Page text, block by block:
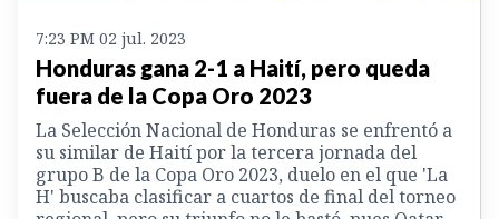
7:23 PM 02 jul. 2023
Honduras gana 2-1 a Haití, pero queda
fuera de la Copa Oro 2023
La Selección Nacional de Honduras se enfrentó a
su similar de Haití por la tercera jornada del
grupo B de la Copa Oro 2023, duelo en el que 'La
H' buscaba clasificar a cuartos de final del torneo